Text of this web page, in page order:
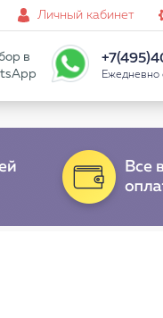
Личный кабинет
в
Ежедневно